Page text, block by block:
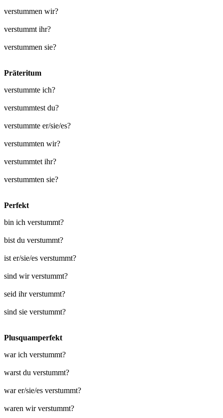
verstummen wir?
verstummt ihr?
verstummen sie?
Präteritum
verstummte ich?
verstummtest du?
verstummte er/sie/es?
verstummten wir?
verstummtet ihr?
verstummten sie?
Perfekt
bin ich verstummt?
bist du verstummt?
ist er/sie/es verstummt?
sind wir verstummt?
seid ihr verstummt?
sind sie verstummt?
Plusquamperfekt
war ich verstummt?
warst du verstummt?
war er/sie/es verstummt?
waren wir verstummt?